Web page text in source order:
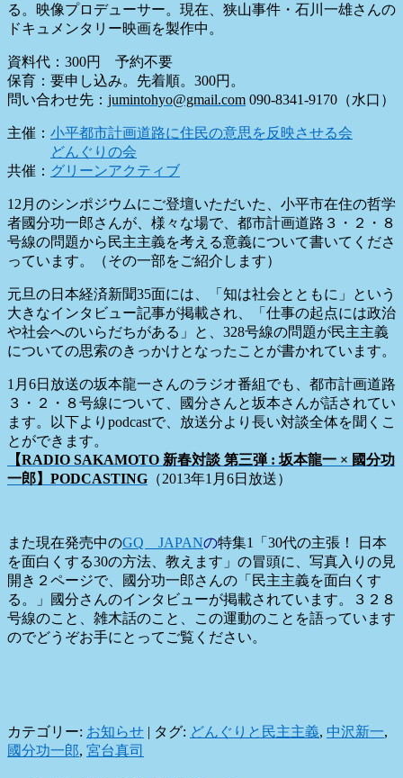
る。 映像プロデューサー。現在、狭山事件・ 石川一雄さんの
ドキュメンタリー映画を製作中。
資料代：300円 予約不要
保育：要申し込み。先着順。300円。
問い合わせ先： jumintohyo@gmail.com 090-8341-9170（水口）
主催： 小平都市計画道路に住民の意思を反映させる会
どんぐりの会
共催： グリーンアクティブ
12月のシンポジウムにご登壇いただいた、小平市在住の哲学
者國分功一郎さんが、様々な場で、都市計画道路３・２・８
号線の問題から民主主義を考える意義について書いてくださ
っています。（その一部をご紹介します）
元旦の日本経済新聞35面には、「知は社会とともに」という
大きなインタビュー記事が掲載され、「仕事の起点には政治
や社会へのいらだちがある」と、328号線の問題が民主主義
についての思索のきっかけとなったことが書かれています。
1月6日放送の坂本龍一さんのラジオ番組でも、都市計画道路
３・２・８号線について、國分さんと坂本さんが話されてい
ます。以下よりpodcastで、放送分より長い対談全体を聞くこ
とができます。
【RADIO SAKAMOTO 新春対談 第三弾 : 坂本龍一 × 國分功
一郎】PODCASTING （2013年1月6日放送）
また現在発売中のGQ JAPANの特集1「30代の主張！ 日本
を面白くする30の方法、教えます」の冒頭に、写真入りの見
開き２ページで、國分功一郎さんの「民主主義を面白くす
る。」國分さんのインタビューが掲載されています。３２８
号線のこと、雑木話のこと、この運動のことを語っています
のでどうぞお手にとってご覧ください。
カテゴリー: お知らせ | タグ: どんぐりと民主主義, 中沢新一,
國分功一郎, 宮台真司